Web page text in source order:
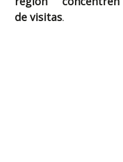
de visitas.